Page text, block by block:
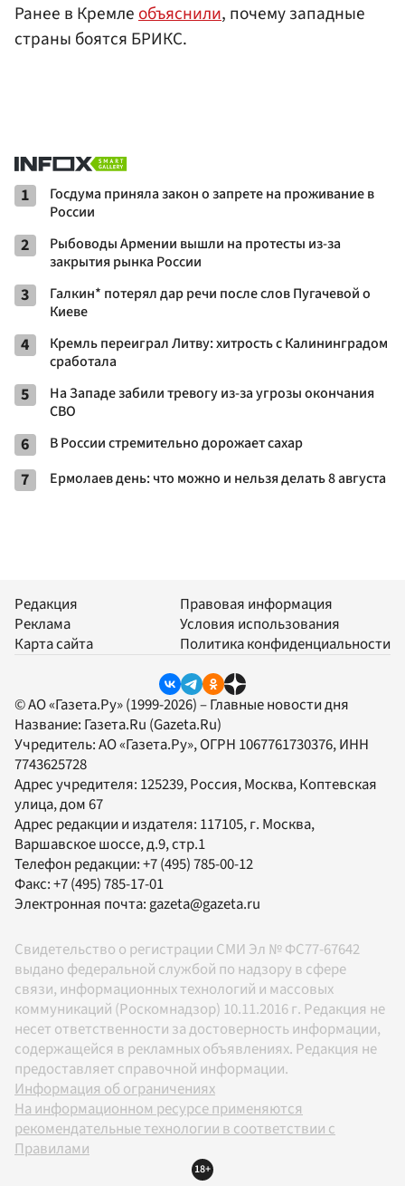
Ранее в Кремлеобъяснили, почему западные
страны боятся БРИКС.
1
Госдума приняла закон о запрете на проживание в
России
2
Рыбоводы Армении вышли на протесты из-за
закрытия рынка России
3
Галкин* потерял дар речи после слов Пугачевой о
Киеве
4
Кремль переиграл Литву: хитрость с Калининградом
сработала
5
На Западе забили тревогу из-за угрозы окончания
СВО
6 В России стремительно дорожает сахар
7 Ермолаев день: что можно и нельзя делать 8 августа
Редакция
Реклама
Карта сайта
Правовая информация
Условия использования
Политика конфиденциальности
© АО «Газета.Ру» (1999-2026) – Главные новости дня
Название: Газета.Ru (Gazeta.Ru)
Учредитель:АО «Газета.Ру», ОГРН 1067761730376, ИНН
7743625728
Адрес учредителя: 125239, Россия, Москва, Коптевская
улица, дом 67
Адрес редакции и издателя: 117105, г. Москва,
Варшавское шоссе, д.9, стр.1
Телефон редакции:+7 (495) 785-00-12
Факс:+7 (495) 785-17-01
Электронная почта: gazeta@gazeta.ru
Свидетельство о регистрации СМИ Эл № ФС77-67642
выдано федеральной службой по надзору в сфере
связи, информационных технологий и массовых
коммуникаций (Роскомнадзор) 10.11.2016 г. Редакция не
несет ответственности за достоверность информации,
содержащейся в рекламных объявлениях. Редакция не
предоставляет справочной информации.
Информация об ограничениях
На информационном ресурсе применяются
рекомендательные технологии в соответствии с
Правилами
18+